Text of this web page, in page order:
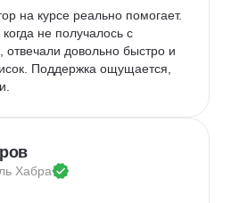
на курсе реально помогает.
не получалось с
довольно быстро и
Поддержка ощущается,
Хабра